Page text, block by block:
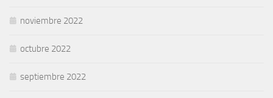
noviembre 2022
octubre 2022
septiembre 2022